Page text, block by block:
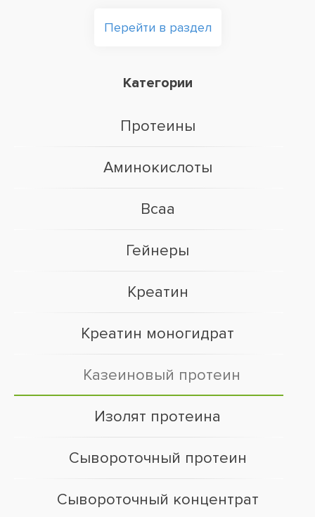
Категории
Протеины
Аминокислоты
Bcaa
Гейнеры
Креатин
Креатин моногидрат
Казеиновый протеин
Изолят протеина
Сывороточный протеин
Сывороточный концентрат
Перейти в раздел